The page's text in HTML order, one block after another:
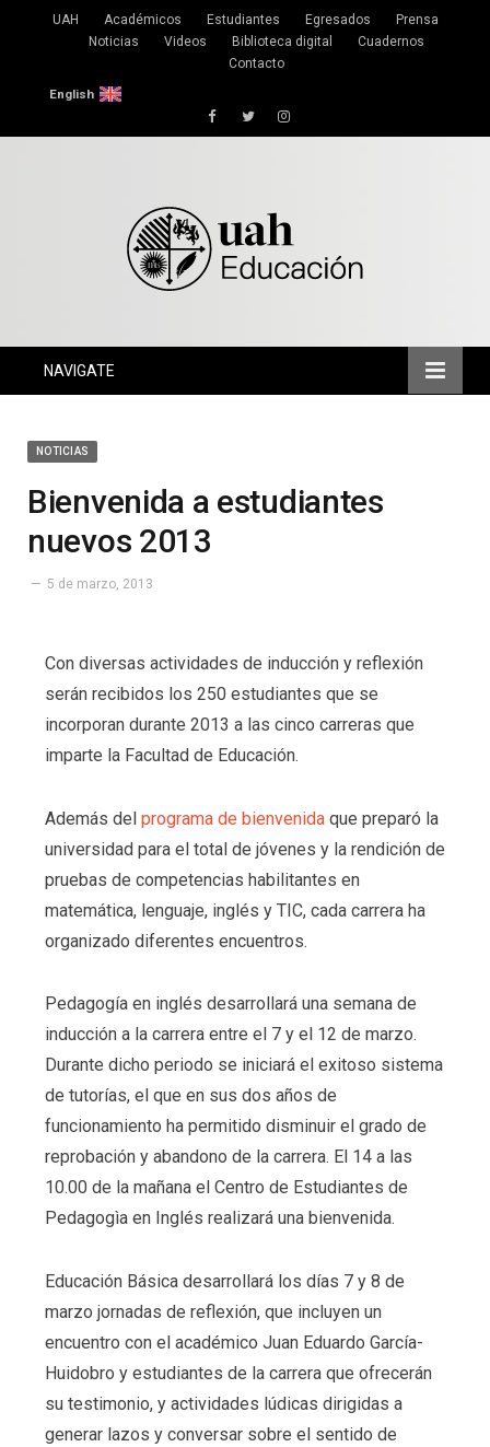
UAH Académicos Estudiantes Egresados
Prensa
Noticias
Videos Biblioteca digital
Cuadernos
Contacto
English
FacebookTwitterInstagram
NAVIGATE
NOTICIAS
Bienvenida a estudiantes
nuevos 2013
5 de marzo, 2013
Con diversas actividades de inducción y reflexión
serán recibidos los 250 estudiantes que se
incorporan durante 2013 a las cinco carreras que
imparte la Facultad de Educación.
Además del programa de bienvenidaque preparó la
universidad para el total de jóvenes y la rendición de
pruebas de competencias habilitantes en
matemática, lenguaje, inglés y TIC, cada carrera ha
organizado diferentes encuentros.
Pedagogía en inglés desarrollará una semana de
inducción a la carrera entre el 7 y el 12 de marzo.
Durante dicho periodo se iniciará el exitoso sistema
de tutorías, el que en sus dos años de
funcionamiento ha permitido disminuir el grado de
reprobación y abandono de la carrera. El 14 a las
10.00 de la mañana el Centro de Estudiantes de
Pedagogìa en Inglés realizará una bienvenida.
Educación Básica desarrollará los días 7 y 8 de
marzo jornadas de reflexión, que incluyen un
encuentro con el académico Juan Eduardo García-
Huidobro y estudiantes de la carrera que ofrecerán
su testimonio, y actividades lúdicas dirigidas a
generar lazos y conversar sobre el sentido de